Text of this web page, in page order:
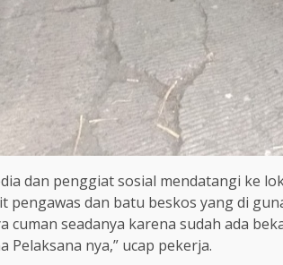
dan penggiat sosial mendatangi ke
pengawas dan batu beskos yang di
cuman seadanya karena sudah ada
Pelaksana nya,” ucap pekerja.